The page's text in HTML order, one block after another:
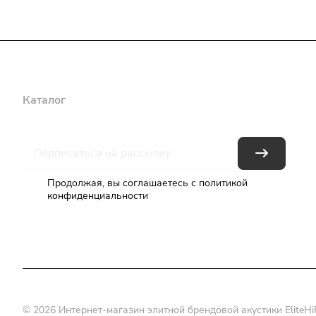
Каталог
Продолжая, вы соглашаетесь с политикой
конфиденциальности
© 2026 Интернет-магазин элитной брендовой акустики